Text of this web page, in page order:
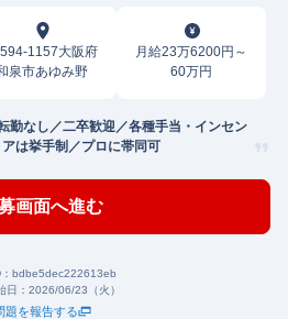
1157大阪府
泉市あゆみ野
月給23万6200円～
60万円
勤なし／二卒歓迎／各種手当・インセン
は挙手制／プロに帯同可
画面へ進む
bdbe5dec222613eb
日： 2026/06/23（火）
題を報告する